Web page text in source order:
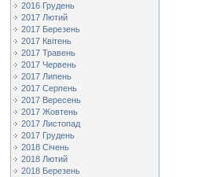
2016 Грудень
2017 Лютий
2017 Березень
2017 Квітень
2017 Травень
2017 Червень
2017 Липень
2017 Серпень
2017 Вересень
2017 Жовтень
2017 Листопад
2017 Грудень
2018 Січень
2018 Лютий
2018 Березень